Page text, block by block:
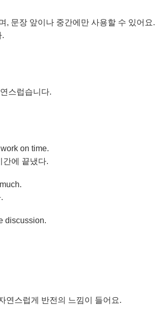
, 문장 앞이나 중간에만 사용할 수 있어요.
.
스럽습니다.
on time.
간에 끝냈다.
discussion.
연스럽게 반전의 느낌이 들어요.